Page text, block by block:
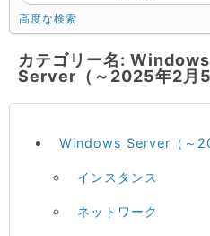
高度な検索
カテゴリー名: Windows
Server（～2025年2月5
Windows Server（～
インスタンス
ネットワーク